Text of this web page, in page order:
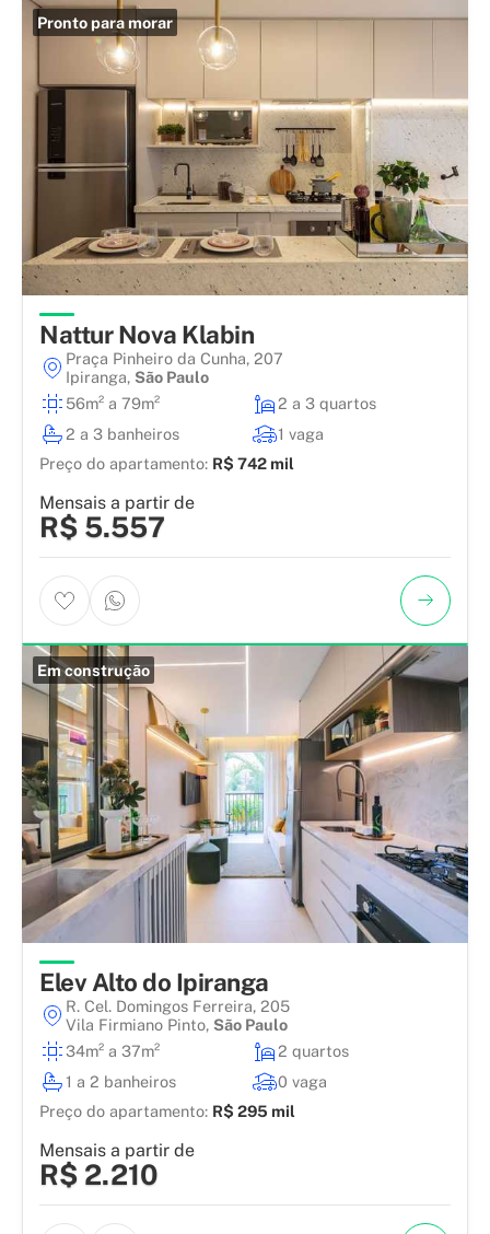
Pronto para morar
Nattur Nova Klabin
Praça Pinheiro da Cunha, 207
Ipiranga, São Paulo
56m² a 79m²
2 a 3 quartos
2 a 3 banheiros
1 vaga
Preço do apartamento: R$ 742 mil
Mensais a partir de
R$ 5.557
Em construção
Elev Alto do Ipiranga
R. Cel. Domingos Ferreira, 205
Vila Firmiano Pinto, São Paulo
34m² a 37m²
2 quartos
1 a 2 banheiros
0 vaga
Preço do apartamento: R$ 295 mil
Mensais a partir de
R$ 2.210